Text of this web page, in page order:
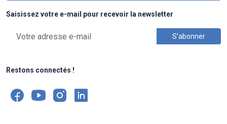
Saisissez votre e-mail pour recevoir la newsletter
Restons connectés !